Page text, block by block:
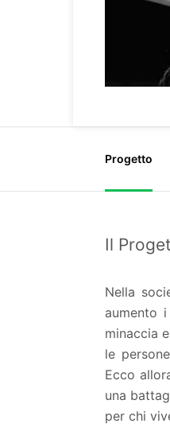
Progetto
Il
Nella
aumento
minaccia
le
Ecco
una
per chi